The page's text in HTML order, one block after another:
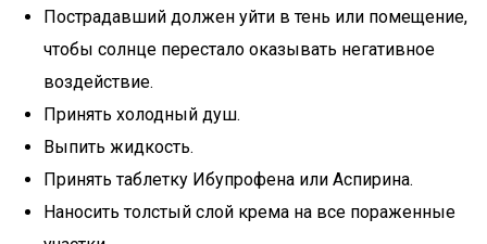
Пострадавший должен уйти в тень или помещение,
чтобы солнце перестало оказывать негативное
воздействие.
Принять холодный душ.
Выпить жидкость.
Принять таблетку Ибупрофена или Аспирина.
Наносить толстый слой крема на все пораженные